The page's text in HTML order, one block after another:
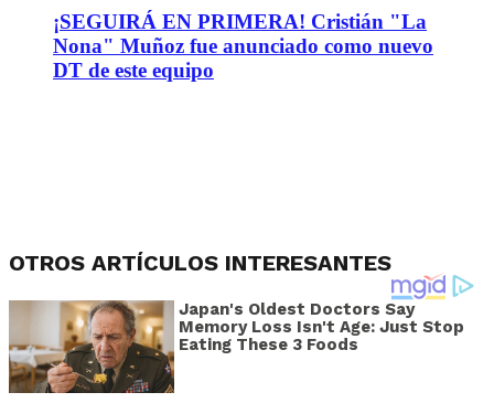
¡SEGUIRÁ EN PRIMERA! Cristián "La
Nona" Muñoz fue anunciado como nuevo
DT de este equipo
OTROS ARTÍCULOS INTERESANTES
Japan's Oldest Doctors Say
Memory Loss Isn't Age: Just Stop
Eating These 3 Foods